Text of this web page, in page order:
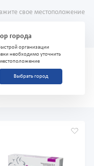
свое местоположение
города
организации
необходимо уточнить
Выбрать город